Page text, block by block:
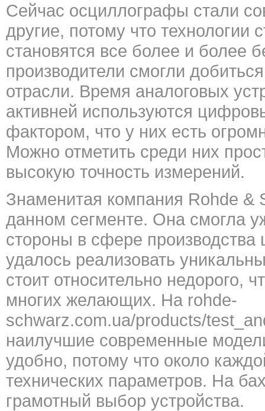
Сейчас осциллографы стали
другие, потому что технологии
становятся все более и более
производители смогли
отрасли. Время аналоговых
активней используются
фактором, что у них есть
Можно отметить среди них
высокую точность измерений.
Знаменитая компания Rohde &
данном сегменте. Она смогла
стороны в сфере
удалось реализовать
стоит относительно недорого,
многих желающих. На rohde-
schwarz.com.ua/products/
наилучшие современные
удобно, потому что около
технических параметров. На
грамотный выбор устройства.